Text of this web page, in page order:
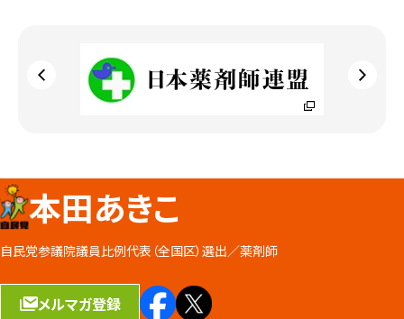
本田あきこ
自民党参議院議員比例代表（全国区）選出／薬剤師
メルマガ登録